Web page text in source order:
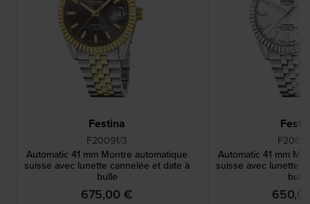
Festina
F20091/3
Automatic 41 mm Montre automatique
suisse avec lunette cannelée et date à
bulle
675,00 €
Automatic 41 mm
suisse avec lunette
bulle